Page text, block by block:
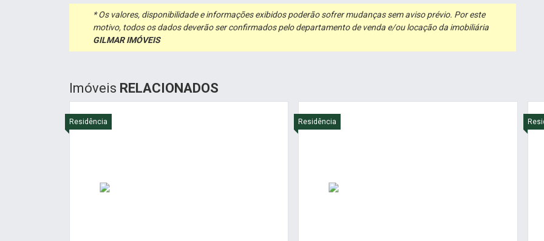
* Os valores, disponibilidade e informações exibidos poderão sofrer mudanças sem aviso prévio. Por este
motivo, todos os dados deverão ser confirmados pelo departamento de venda e/ou locação da imobiliária
GILMAR IMÓVEIS
Imóveis RELACIONADOS
Residência Residência